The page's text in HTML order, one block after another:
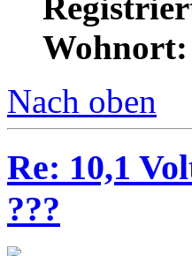
Wohnort:
Nach oben
Re: 10,1
???